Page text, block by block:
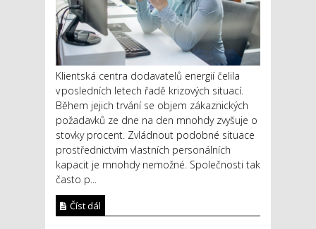
Klientská centra dodavatelů energií čelila
v posledních letech řadě krizových situací.
Během jejich trvání se objem zákaznických
požadavků ze dne na den mnohdy zvyšuje o
stovky procent. Zvládnout podobné situace
prostřednictvím vlastních personálních
kapacit je mnohdy nemožné. Společnosti tak
často p...
Číst dál